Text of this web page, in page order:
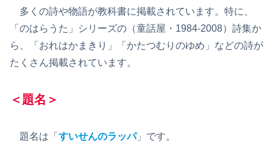
多くの詩や物語が教科書に掲載されています。特に、
「のはらうた」シリーズの（童話屋・1984-2008）詩集か
ら、「おれはかまきり」「かたつむりのゆめ」などの詩が
たくさん掲載されています。
＜題名＞
題名は「 すいせんのラッパ」です。